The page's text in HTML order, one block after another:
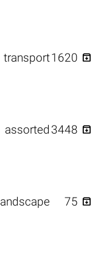
transport1620 
assorted 3448 
landscape 75 